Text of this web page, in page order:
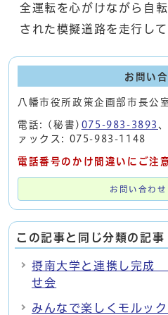
全運転を心がけながら自
された模擬道路を走行して
お問い
八幡市役所政策企画部市長公
電話: (秘書) 075-983-3893
ァックス: 075-983-1148
電話番号のかけ間違いにご注
お問い合わせ
この記事と同じ分類の記事
摂南大学と連携し完成
せ会
みんなで楽しくモルッ